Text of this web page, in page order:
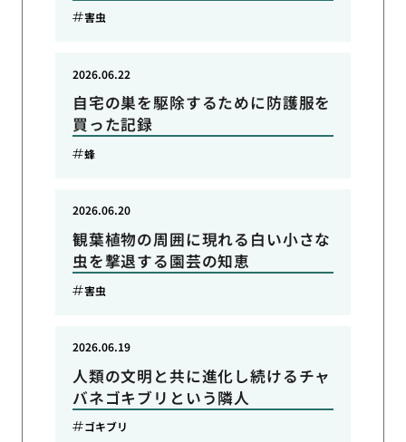
害虫
自宅の巣を駆除するために防護服を
買った記録
2026.06.22
蜂
観葉植物の周囲に現れる白い小さな
虫を撃退する園芸の知恵
2026.06.20
害虫
人類の文明と共に進化し続けるチャ
バネゴキブリという隣人
2026.06.19
ゴキブリ